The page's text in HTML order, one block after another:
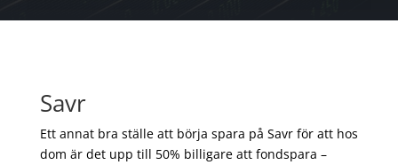
Savr
Ett annat bra ställe att börja spara på Savr för att hos
dom är det upp till 50% billigare att fondspara –